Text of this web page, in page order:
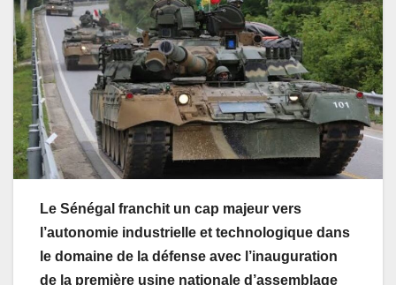
Le Sénégal franchit un cap majeur vers
l’autonomie industrielle et technologique dans
le domaine de la défense avec l’inauguration
de la première usine nationale d’assemblage